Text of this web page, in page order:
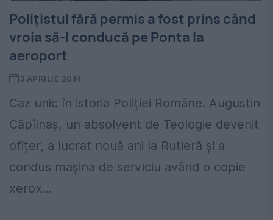
Polițistul fără permis a fost prins când
vroia să-l conducă pe Ponta la
aeroport
3 APRILIE 2014
Caz unic în istoria Poliției Române. Augustin
Căpîlnaș, un absolvent de Teologie devenit
ofițer, a lucrat nouă ani la Rutieră și a
condus mașina de serviciu având o copie
xerox...